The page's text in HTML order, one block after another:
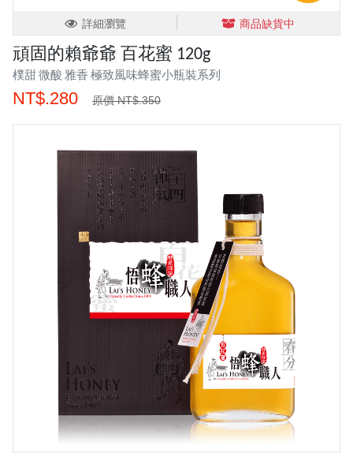
詳細瀏覽 商品缺貨中
頑固的賴爺爺 百花蜜 120g
樸甜 微酸 雅香 極致風味蜂蜜小瓶裝系列
NT$.280 原價 NT$.350